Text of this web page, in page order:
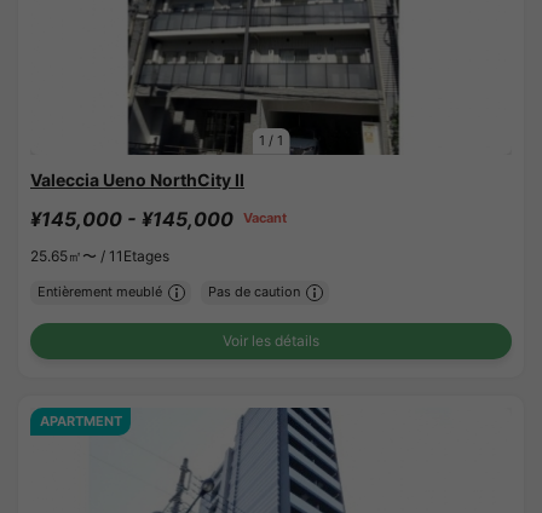
1 / 1
Valeccia Ueno NorthCity II
¥145,000 - ¥145,000 Vacant
25.65㎡〜 / 11Etages
Entièrement meublé Pas de caution
Voir les détails
APARTMENT